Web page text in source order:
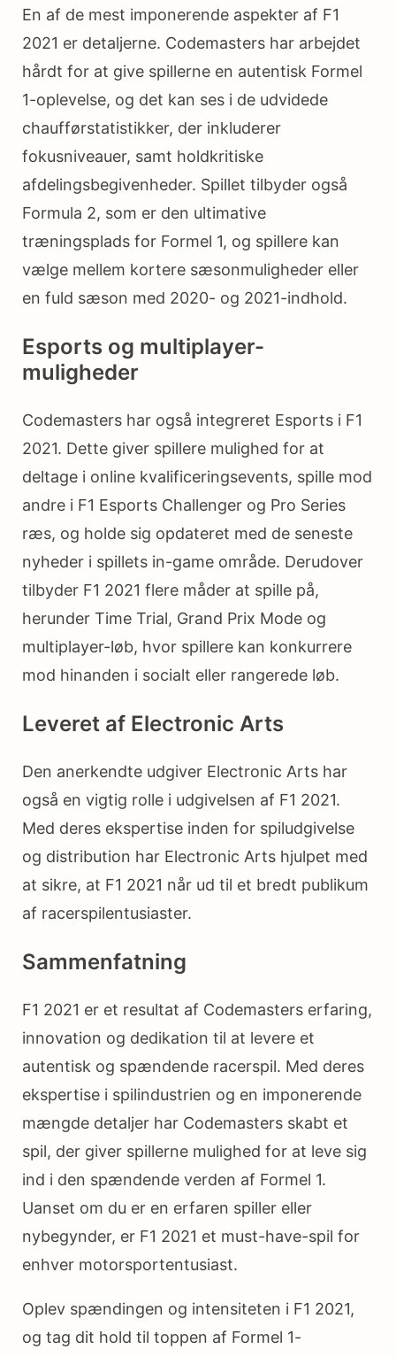
En af de mest imponerende aspekter af F1
2021 er detaljerne. Codemasters har arbejdet
hårdt for at give spillerne en autentisk Formel
1-oplevelse, og det kan ses i de udvidede
chaufførstatistikker, der inkluderer
fokusniveauer, samt holdkritiske
afdelingsbegivenheder. Spillet tilbyder også
Formula 2, som er den ultimative
træningsplads for Formel 1, og spillere kan
vælge mellem kortere sæsonmuligheder eller
en fuld sæson med 2020- og 2021-indhold.
Esports og multiplayer-
muligheder
Codemasters har også integreret Esports i F1
2021. Dette giver spillere mulighed for at
deltage i online kvalificeringsevents, spille mod
andre i F1 Esports Challenger og Pro Series
ræs, og holde sig opdateret med de seneste
nyheder i spillets in-game område. Derudover
tilbyder F1 2021 flere måder at spille på,
herunder Time Trial, Grand Prix Mode og
multiplayer-løb, hvor spillere kan konkurrere
mod hinanden i socialt eller rangerede løb.
Leveret af Electronic Arts
Den anerkendte udgiver Electronic Arts har
også en vigtig rolle i udgivelsen af F1 2021.
Med deres ekspertise inden for spiludgivelse
og distribution har Electronic Arts hjulpet med
at sikre, at F1 2021 når ud til et bredt publikum
af racerspilentusiaster.
Sammenfatning
F1 2021 er et resultat af Codemasters erfaring,
innovation og dedikation til at levere et
autentisk og spændende racerspil. Med deres
ekspertise i spilindustrien og en imponerende
mængde detaljer har Codemasters skabt et
spil, der giver spillerne mulighed for at leve sig
ind i den spændende verden af Formel 1.
Uanset om du er en erfaren spiller eller
nybegynder, er F1 2021 et must-have-spil for
enhver motorsportentusiast.
Oplev spændingen og intensiteten i F1 2021,
og tag dit hold til toppen af Formel 1-